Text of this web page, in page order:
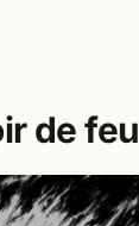
de feu